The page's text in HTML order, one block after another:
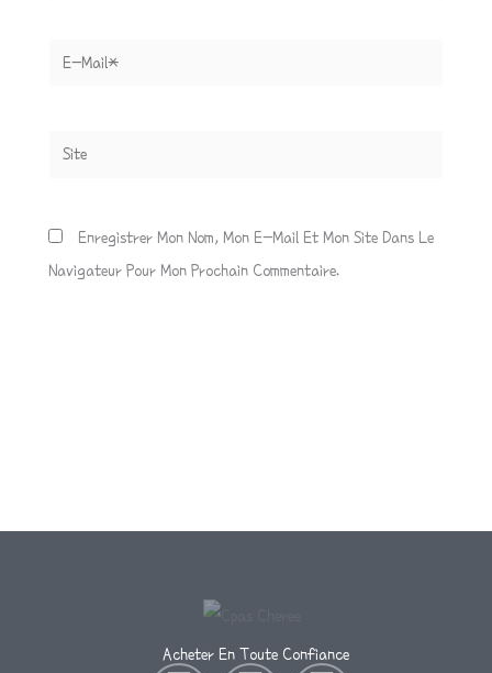
E-
Site
Enregistrer Mon Nom, Mon E-Mail Et Mon Site Dans Le
Navigateur Pour Mon Prochain Commentaire.
Acheter En Toute Confiance